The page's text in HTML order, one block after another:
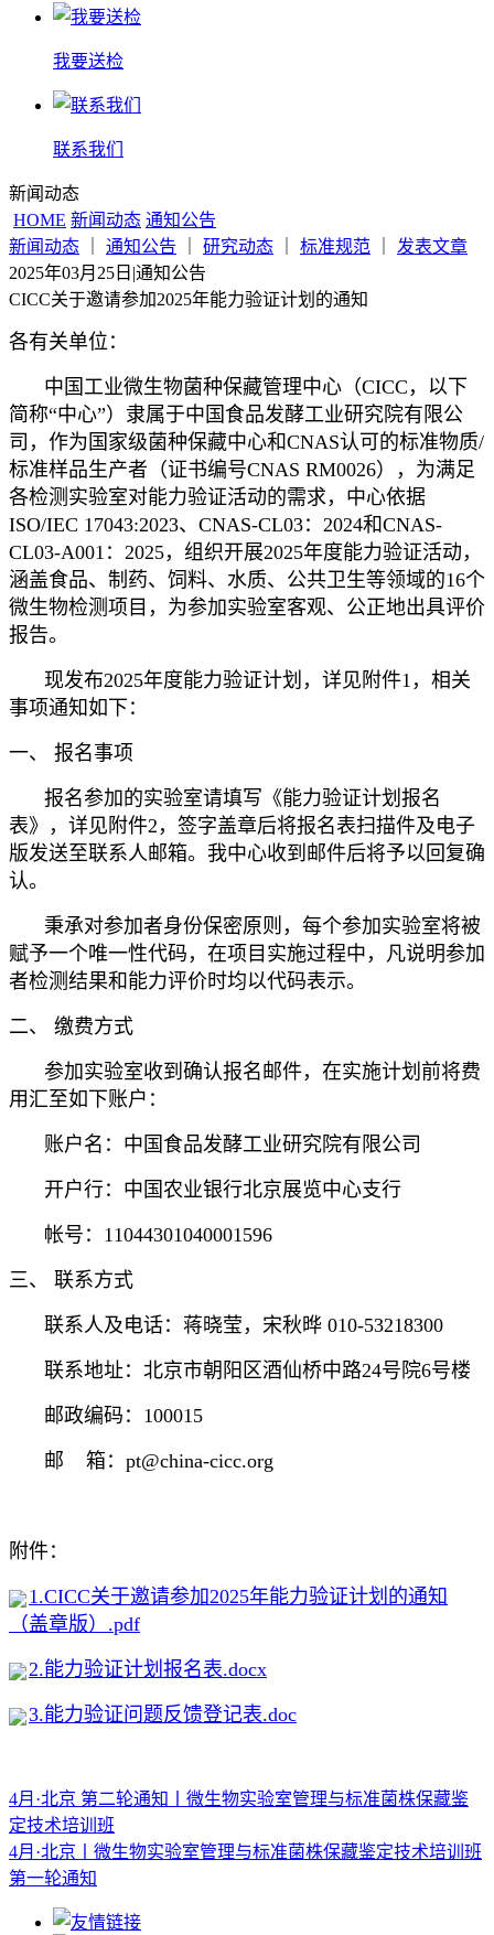
我要送检
联系我们
新闻动态
HOME 新闻动态 通知公告
新闻动态
通知公告 研究动态 标准规范
发表文章
2025年03月25日 |通知公告
CICC关于邀请参加2025年能力验证计划的通知
各有关单位：
中国工业微生物菌种保藏管理中心（CICC，以下
简称“中心”）隶属于中国食品发酵工业研究院有限公
司，作为国家级菌种保藏中心和CNAS认可的标准物质/
标准样品生产者（证书编号CNAS RM0026），为满足
各检测实验室对能力验证活动的需求，中心依据
ISO/IEC 17043:2023、CNAS-CL03：2024和CNAS-
CL03-A001：2025，组织开展2025年度能力验证活动，
涵盖食品、制药、饲料、水质、公共卫生等领域的16个
微生物检测项目，为参加实验室客观、公正地出具评价
报告。
现发布2025年度能力验证计划，详见附件1，相关
事项通知如下：
一、 报名事项
报名参加的实验室请填写《能力验证计划报名
表》，详见附件2，签字盖章后将报名表扫描件及电子
版发送至联系人邮箱。我中心收到邮件后将予以回复确
认。
秉承对参加者身份保密原则，每个参加实验室将被
赋予一个唯一性代码，在项目实施过程中，凡说明参加
者检测结果和能力评价时均以代码表示。
二、 缴费方式
参加实验室收到确认报名邮件，在实施计划前将费
用汇至如下账户：
账户名：中国食品发酵工业研究院有限公司
开户行：中国农业银行北京展览中心支行
帐号：11044301040001596
三、 联系方式
联系人及电话：蒋晓莹，宋秋晔 010-53218300
联系地址：北京市朝阳区酒仙桥中路24号院6号楼
邮政编码：100015
邮 箱：pt@china-cicc.org
附件：
1.CICC关于邀请参加2025年能力验证计划的通知
（盖章版）.pdf
2.能力验证计划报名表.docx
3.能力验证问题反馈登记表.doc
4月·北京 第二轮通知丨微生物实验室管理与标准菌株保藏鉴
定技术培训班
4月·北京丨微生物实验室管理与标准菌株保藏鉴定技术培训班
第一轮通知